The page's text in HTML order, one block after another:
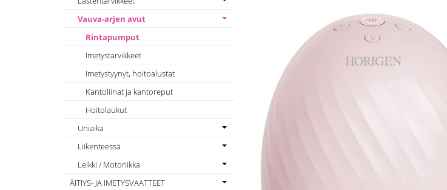
Vauva-arjen avut
Rintapumput
Imetystarvikkeet
Imetystyynyt, hoitoalustat
Kantoliinat ja kantoreput
Hoitolaukut
Uniaika
Liikenteessä
Leikki / Motoriikka
ÄITIYS- JA IMETYSVAATTEET